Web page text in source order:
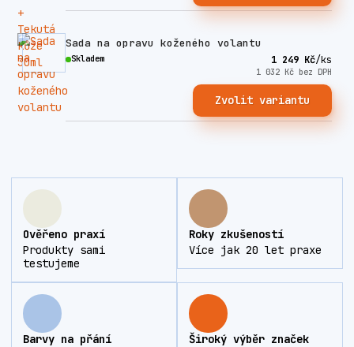
Sada na opravu koženého volantu
1 249 Kč/ks
1 032 Kč bez DPH
Skladem
Zvolit variantu
Ověřeno praxí
Produkty sami
testujeme
Roky zkušeností
Více jak 20 let praxe
Barvy na přání
Široký výběr značek